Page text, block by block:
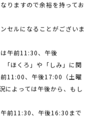
りますので余裕を持ってお
セルになることがございま
午前11:30、午後
ほくろ」や「しみ」に関
11:00、午後17:00（土曜
よっては午後から、もし
前11:30、午後16:30まで